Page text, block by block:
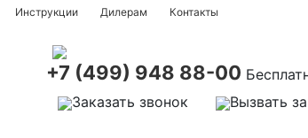
Инструкции Дилерам Контакты
+7 (499) 948 88-00
Заказать звонок
Вызвать